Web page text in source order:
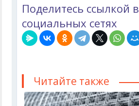
Поделитесь ссылкой в
социальных сетях
Читайте также